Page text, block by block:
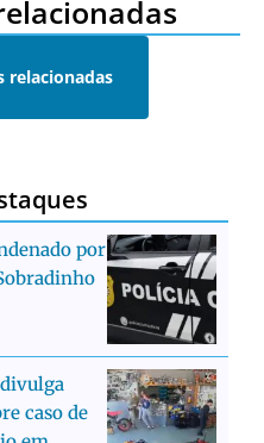
relacionadas
por
caso de